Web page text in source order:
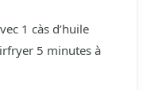
1 càs d’huile
5 minutes à